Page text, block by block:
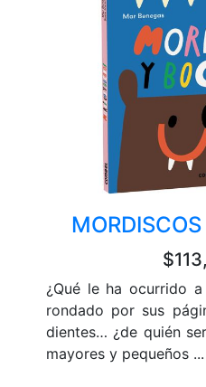
¿Qué le ha ocurrido
rondado por sus
dientes… ¿de quién
mayores y pequeños ...